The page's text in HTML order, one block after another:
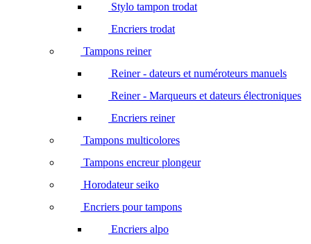
Stylo tampon trodat
Encriers trodat
Tampons reiner
Reiner - dateurs et numéroteurs manuels
Reiner - Marqueurs et dateurs électroniques
Encriers reiner
Tampons multicolores
Tampons encreur plongeur
Horodateur seiko
Encriers pour tampons
Encriers alpo